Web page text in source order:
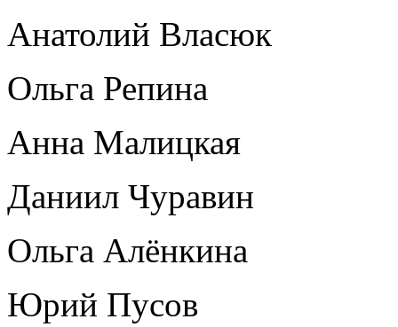
Анатолий Власюк
Ольга Репина
Анна Малицкая
Даниил Чуравин
Ольга Алёнкина
Юрий Пусов